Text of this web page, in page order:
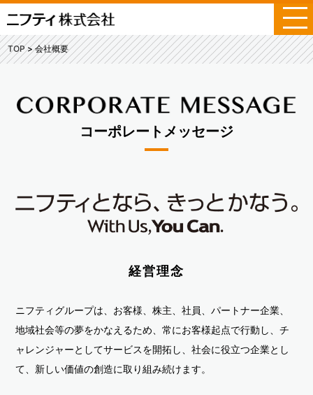
メ
ニ
ュ
ー
TOP 会社概要
コーポレートメッセージ
経営理念
ニフティグループは、お客様、株主、社員、パートナー企業、
地域社会等の夢をかなえるため、常にお客様起点で行動し、チ
ャレンジャーとしてサービスを開拓し、社会に役立つ企業とし
て、新しい価値の創造に取り組み続けます。